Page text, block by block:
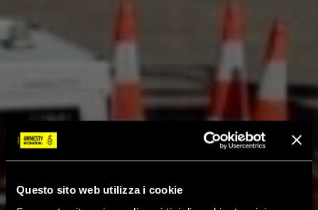
Questo sito web utilizza i cookie